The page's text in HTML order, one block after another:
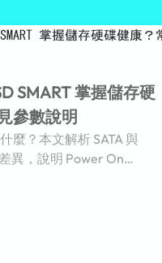
SMART 掌握儲存硬
參數說明
麼？本文解析 SATA 與
異，說明 Power On